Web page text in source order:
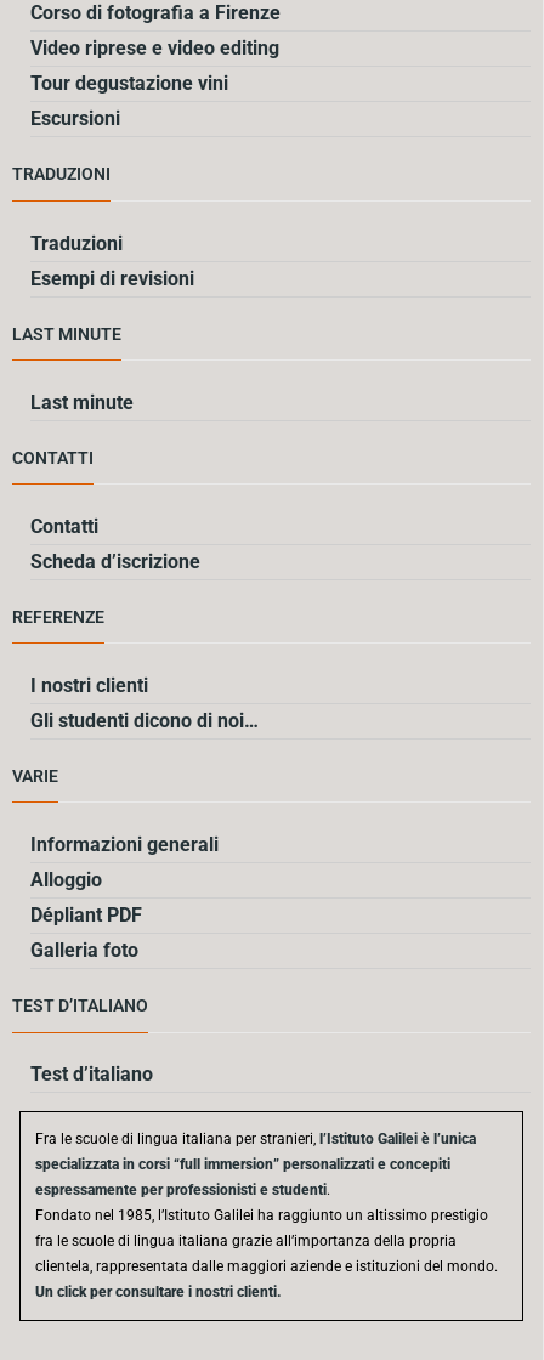
Corso di fotografia a Firenze
Video riprese e video editing
Tour degustazione vini
Escursioni
TRADUZIONI
Traduzioni
Esempi di revisioni
LAST MINUTE
Last minute
CONTATTI
Contatti
Scheda d’iscrizione
REFERENZE
I nostri clienti
Gli studenti dicono di noi…
VARIE
Informazioni generali
Alloggio
Dépliant PDF
Galleria foto
TEST D’ITALIANO
Test d’italiano
Fra le scuole di lingua italiana per stranieri, l’Istituto Galilei è l’unica
specializzata in corsi “full immersion” personalizzati e concepiti
espressamente per professionisti e studenti.
Fondato nel 1985, l’Istituto Galilei ha raggiunto un altissimo prestigio
fra le scuole di lingua italiana grazie all’importanza della propria
clientela, rappresentata dalle maggiori aziende e istituzioni del mondo.
Un click per consultare i nostri clienti.